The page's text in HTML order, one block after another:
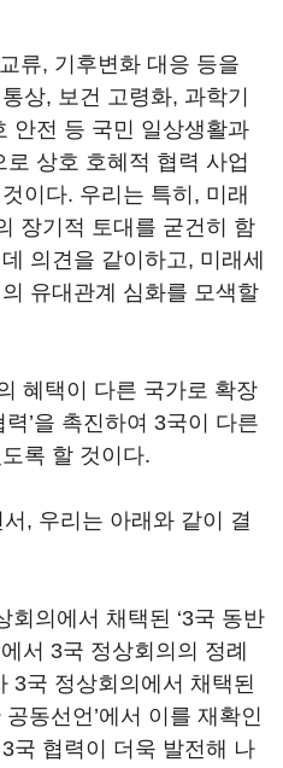
류, 기후변화 대응 등을
상, 보건 고령화, 과학기
안전 등 국민 일상생활과
상호 호혜적 협력 사업
이다. 우리는 특히, 미래
장기적 토대를 굳건히 함
의견을 같이하고, 미래세
유대관계 심화를 모색할
혜택이 다른 국가로 확장
’을 촉진하여 3국이 다른
록 할 것이다.
, 우리는 아래와 같이 결
회의에서 채택된 ‘3국 동반
서 3국 정상회의의 정례
3국 정상회의에서 채택된
동선언’에서 이를 재확인
국 협력이 더욱 발전해 나